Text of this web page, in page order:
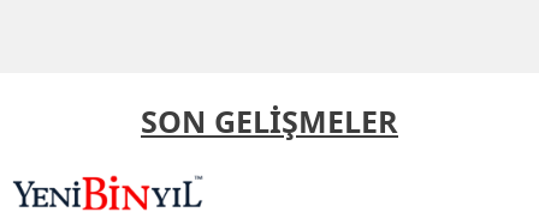
SON GELİŞMELER